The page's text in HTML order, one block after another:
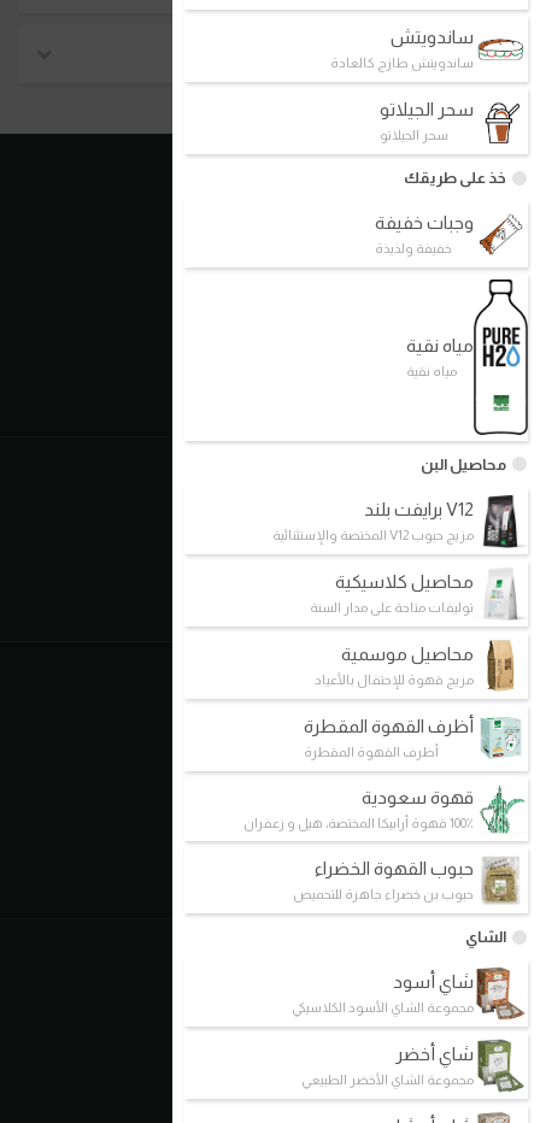
ساندويتش
ساندويتش طازج كالعادة
سحر الجيلاتو
سحر الجيلاتو
خذ على طريقك
وجبات خفيفة
خفيفة ولذيذة
مياه نقية
مياه نقية
محاصيل البن
V12 برايفت بلند
مزيج حبوب V12 المختصة والإستثنائية
محاصيل كلاسيكية
توليفات متاحة على مدار السنة
محاصيل موسمية
مزيج قهوة للإحتفال بالأعياد
أظرف القهوة المقطرة
أظرف القهوة المقطرة
قهوة سعودية
100٪ قهوة أرابيكا المختصة، هيل و زعفران
حبوب القهوة الخضراء
حبوب بن خضراء جاهزة للتحميص
الشاي
شاي أسود
مجموعة الشاي الأسود الكلاسيكي
شاي أخضر
مجموعة الشاي الأخضر الطبيعي
كيتو
الأسس
نموذج العمل
شركاؤنا
فروعنا
اتصل بنا
عنا
من نحن/ فلسفتنا
تاريخنا
الخطط المستقبلية / معالمنا
د. كيف V12
مفاهيمنا
القهوة الإستثنائية
التحضير اليدوي
هايبرد
الشهادات
د.كيف كافيه
رحلة في عالم القهوة
أخبار القهوة
غرفة الأخبار